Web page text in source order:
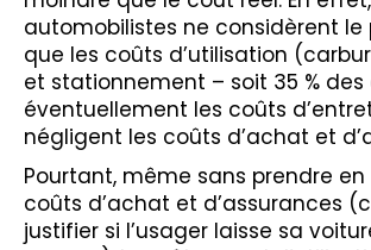
automobilistes ne considèrent le
que les coûts d’utilisation
et stationnement – soit 35 % des
éventuellement les coûts
négligent les coûts d’achat et
Pourtant, même sans prendre
coûts d’achat et d’assurances
justifier si l’usager laisse sa